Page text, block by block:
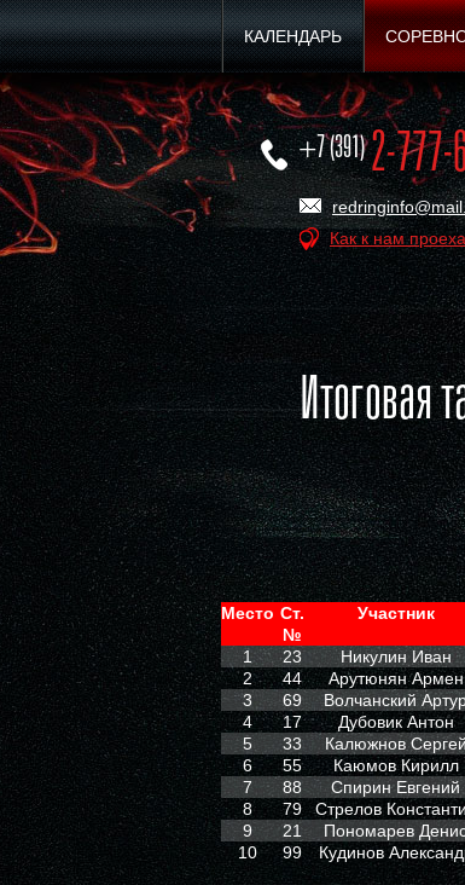
КАЛЕНДАРЬ
+7 (391) 2-777-
Как к нам
Итоговая
Место Ст.
№
Участник
1 23 Никулин Иван
2
44 Арутюнян Армен
3
69 Волчанский
4
17 Дубовик Антон
5
33 Калюжнов Сергей
6
55 Каюмов Кирилл
7
88 Спирин Евгений
8
79 Стрелов
9
21 Пономарев
10
99 Кудинов